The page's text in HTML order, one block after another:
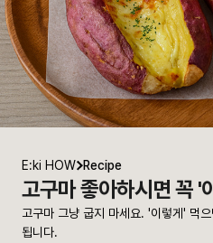
E:ki HOW Recipe
고구마 좋아하시면 꼭 '
고구마 그냥 굽지 마세요. '이렇게' 먹
됩니다.